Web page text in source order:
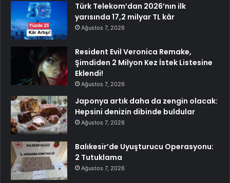
Türk Telekom’dan 2026’nın ilk
yarısında 17,2 milyar TL kâr
Ağustos 7, 2026
Resident Evil Veronica Remake,
Şimdiden 2 Milyon Kez İstek Listesine
Eklendi!
Ağustos 7, 2026
Japonya artık daha da zengin olacak:
Hepsini denizin dibinde buldular
Ağustos 7, 2026
Balıkesir’de Uyuşturucu Operasyonu:
2 Tutuklama
Ağustos 7, 2026